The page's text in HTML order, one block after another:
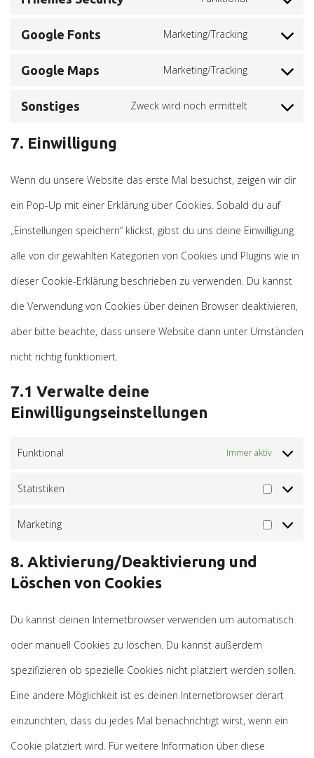
Consent
security
Google Fonts Marketing/Tracking
Consent
Google Maps Marketing/Tracking
Consent
maps
Sonstiges Zweck wird noch ermittelt
Consent
7. Einwilligung
Wenn du unsere Website das erste Mal besuchst, zeigen wir dir
ein Pop-Up mit einer Erklärung über Cookies. Sobald du auf
„Einstellungen speichern“ klickst, gibst du uns deine Einwilligung
alle von dir gewählten Kategorien von Cookies und Plugins wie in
dieser Cookie-Erklärung beschrieben zu verwenden. Du kannst
die Verwendung von Cookies über deinen Browser deaktivieren,
aber bitte beachte, dass unsere Website dann unter Umständen
nicht richtig funktioniert.
7.1 Verwalte deine
Einwilligungseinstellungen
Funktional Immer aktiv
Statistiken
Marketing
8. Aktivierung/Deaktivierung und
Löschen von Cookies
Du kannst deinen Internetbrowser verwenden um automatisch
oder manuell Cookies zu löschen. Du kannst außerdem
spezifizieren ob spezielle Cookies nicht platziert werden sollen.
Eine andere Möglichkeit ist es deinen Internetbrowser derart
einzurichten, dass du jedes Mal benachrichtigt wirst, wenn ein
Cookie platziert wird. Für weitere Information über diese